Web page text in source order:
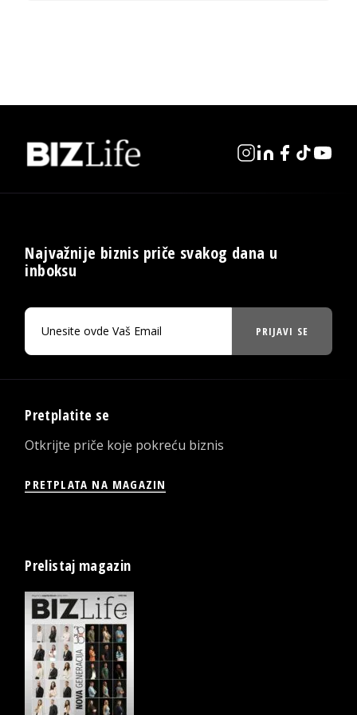
Najvažnije biznis priče svakog dana u
inboksu
PRIJAVI SE
Pretplatite se
Otkrijte priče koje pokreću biznis
PRETPLATA NA MAGAZIN
Prelistaj magazin